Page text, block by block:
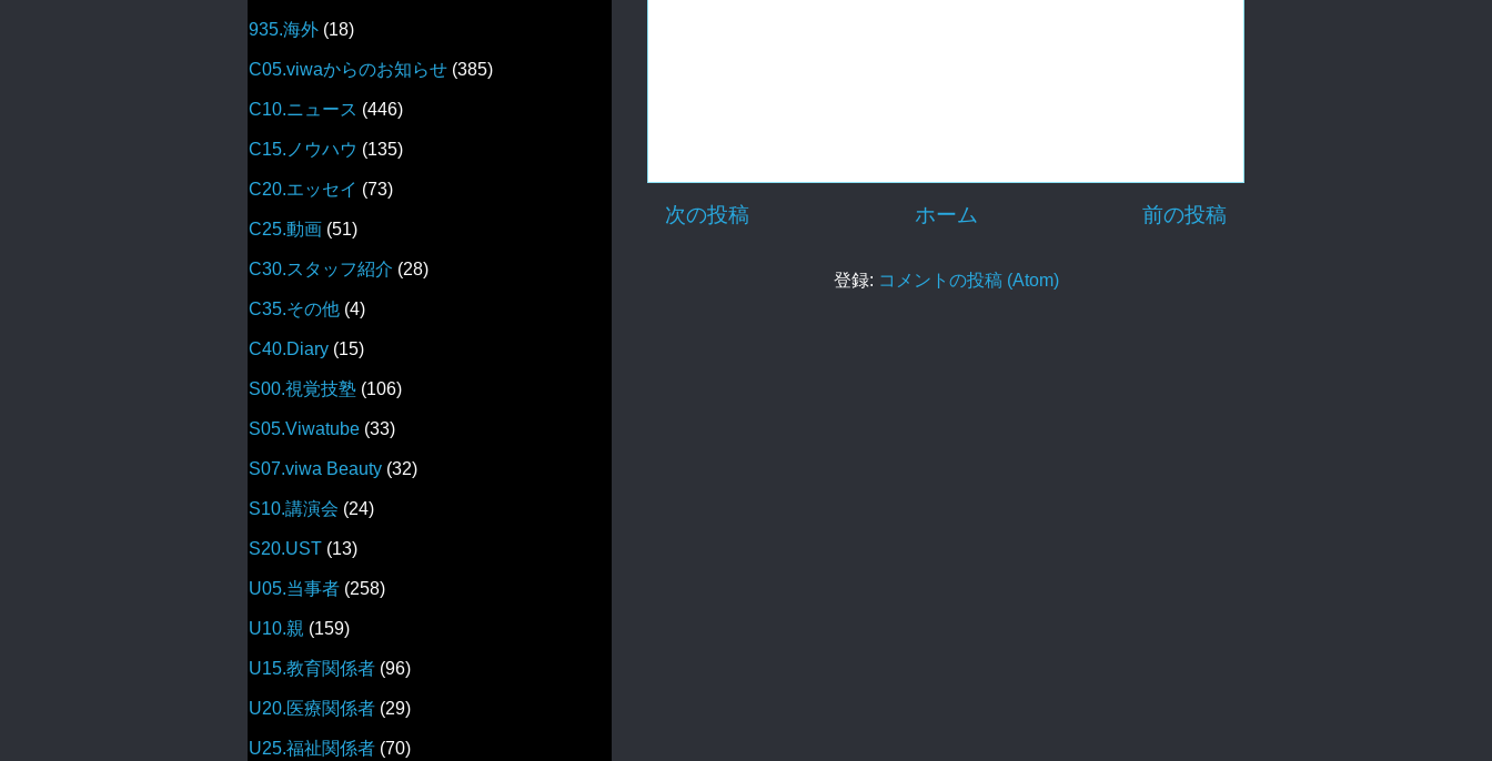
次の投稿 前の投稿
ホーム
登録: コメントの投稿 (Atom)
935.海外 (18)
C05.viwaからのお知らせ (385)
C10.ニュース (446)
C15.ノウハウ (135)
C20.エッセイ (73)
C25.動画 (51)
C30.スタッフ紹介 (28)
C35.その他 (4)
C40.Diary (15)
S00.視覚技塾 (106)
S05.Viwatube (33)
S07.viwa Beauty (32)
S10.講演会 (24)
S20.UST (13)
U05.当事者 (258)
U10.親 (159)
U15.教育関係者 (96)
U20.医療関係者 (29)
U25.福祉関係者 (70)